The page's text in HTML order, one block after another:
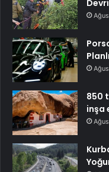
850
inşa